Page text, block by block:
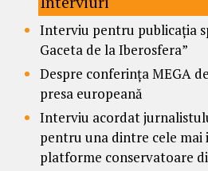
Interviu pentru publicația
Gaceta de la Iberosfera”
Despre conferința MEGA
presa europeană
Interviu acordat
pentru una dintre cele
platforme conservatoare